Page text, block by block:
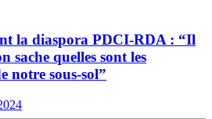
la diaspora PDCI-RDA : “Il
sache quelles sont les
notre sous-sol”